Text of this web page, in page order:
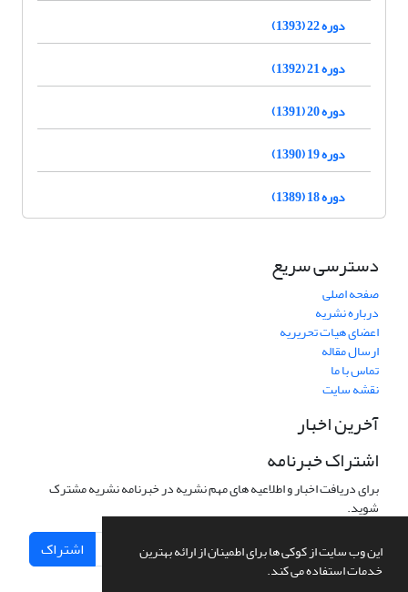
این وب سایت از کوکی ها برای اطمینان از ارائه بهترین
خدمات استفاده می کند.
دوره 22 (1393)
دوره 21 (1392)
دوره 20 (1391)
دوره 19 (1390)
دوره 18 (1389)
دسترسی سریع
صفحه اصلی
درباره نشریه
اعضای هیات تحریریه
ارسال مقاله
تماس با ما
نقشه سایت
آخرین اخبار
اشتراک خبرنامه
برای دریافت اخبار و اطلاعیه های مهم نشریه در خبرنامه نشریه مشترک
شوید.
اشتراک